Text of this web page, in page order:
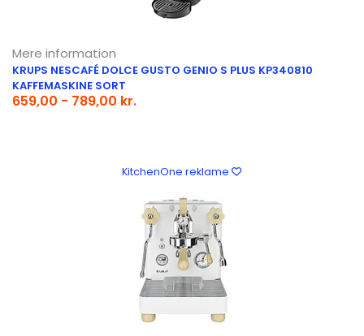
Mere information
KRUPS NESCAFÉ DOLCE GUSTO GENIO S PLUS KP340810
KAFFEMASKINE SORT
659,00 - 789,00 kr.
KitchenOne reklame